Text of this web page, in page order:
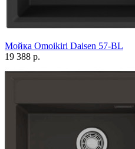
Мойка Omoikiri Daisen 57-BL
19 388 р.